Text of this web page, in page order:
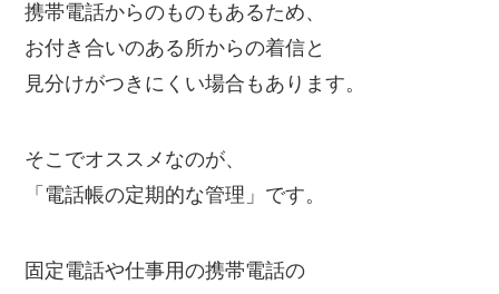
携帯電話からのものもあるため、
お付き合いのある所からの着信と
見分けがつきにくい場合もあります。
そこでオススメなのが、
「電話帳の定期的な管理」です。
固定電話や仕事用の携帯電話の